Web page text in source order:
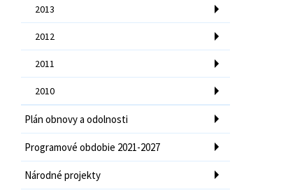
2013
2012
2011
2010
Plán obnovy a odolnosti
Programové obdobie 2021-2027
Národné projekty